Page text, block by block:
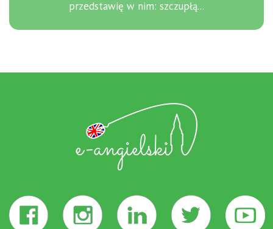
przedstawię w nim: szczupłą...